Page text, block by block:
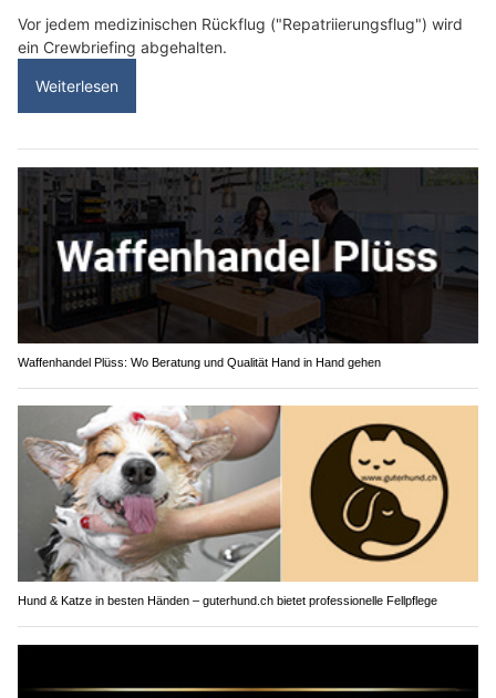
Vor jedem medizinischen Rückflug ("Repatriierungsflug") wird
ein Crewbriefing abgehalten.
Weiterlesen
Waffenhandel Plüss: Wo Beratung und Qualität Hand in Hand gehen
Hund & Katze in besten Händen – guterhund.ch bietet professionelle Fellpflege